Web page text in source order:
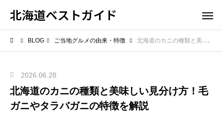
北海道ベストガイド
BLOG ご当地グルメの由来・特徴 北海道のカニの種類と美味しい見分け方！毛ガニやタラバガニの特徴を解説
2026.06.28
北海道のカニの種類と美味しい見分け方！毛
ガニやタラバガニの特徴を解説